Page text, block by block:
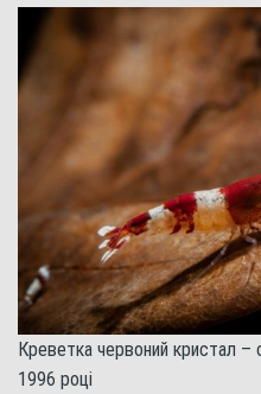
Креветка червоний кристал –
1996 році